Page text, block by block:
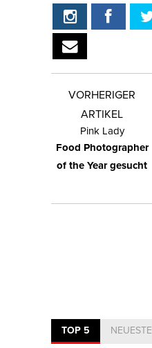
VORHERIGER
ARTIKEL
Pink Lady
Food Photographer
of the Year gesucht
TOP 5 NEUESTE